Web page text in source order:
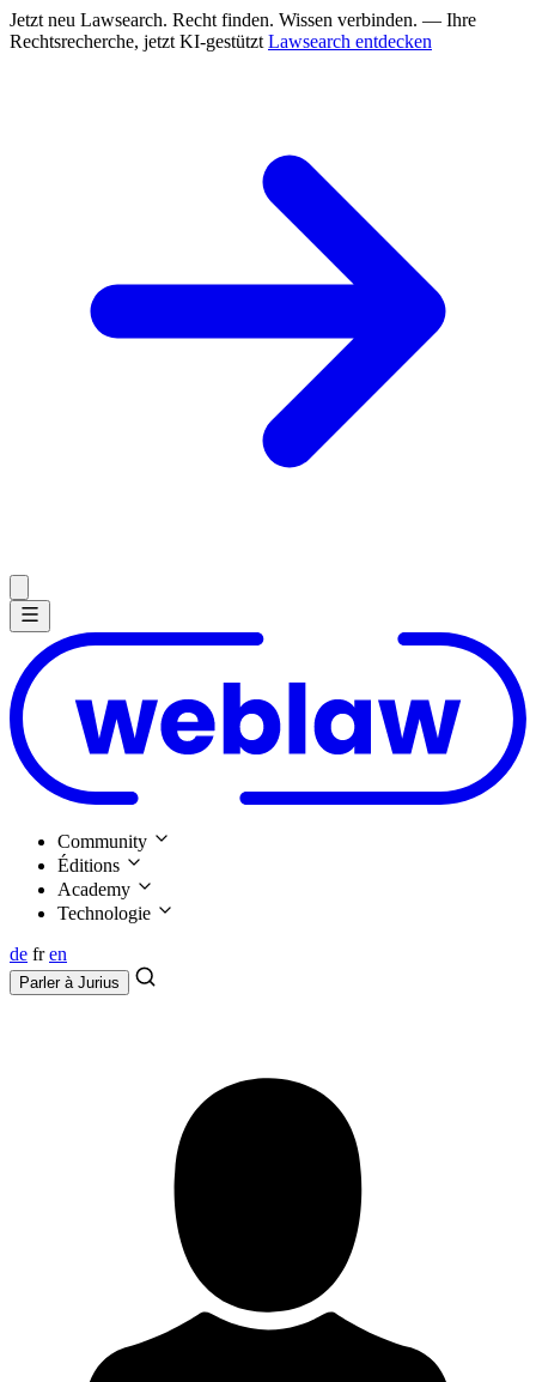
Jetzt neu Lawsearch. Recht finden. Wissen verbinden. — Ihre
Rechtsrecherche, jetzt KI-gestützt Lawsearch entdecken
Community
Éditions
Academy
Technologie
de fr en
Parler à Jurius